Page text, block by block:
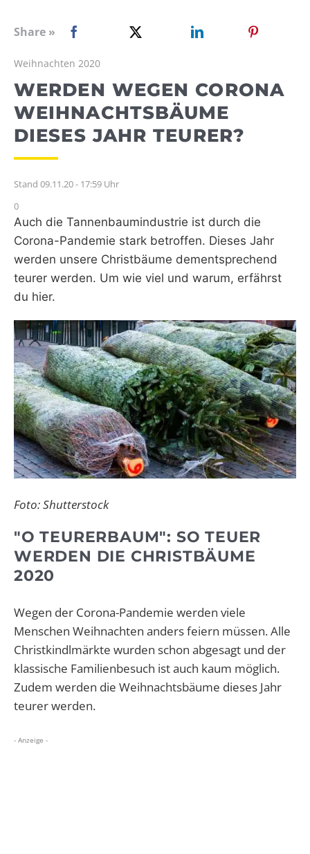
Share »
Weihnachten 2020
WERDEN WEGEN CORONA
WEIHNACHTSBÄUME
DIESES JAHR TEURER?
Stand 09.11.20 - 17:59 Uhr
0
Auch die Tannenbaumindustrie ist durch die
Corona-Pandemie stark betroffen. Dieses Jahr
werden unsere Christbäume dementsprechend
teurer werden. Um wie viel und warum, erfährst
du hier.
Foto: Shutterstock
"O TEURERBAUM": SO TEUER
WERDEN DIE CHRISTBÄUME
2020
Wegen der Corona-Pandemie werden viele
Menschen Weihnachten anders feiern müssen. Alle
Christkindlmärkte wurden schon abgesagt und der
klassische Familienbesuch ist auch kaum möglich.
Zudem werden die Weihnachtsbäume dieses Jahr
teurer werden.
- Anzeige -